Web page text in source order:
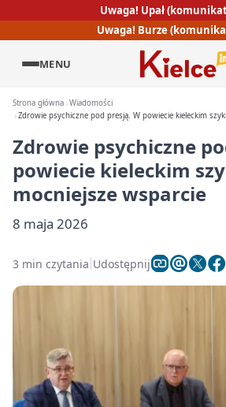
Uwaga! Upał (komunikat
Uwaga! Burze
MENU
Strona główna Wiadomości
Zdrowie psychiczne pod presją. W powiecie kieleckim
Zdrowie psychiczne
powiecie kieleckim
mocniejsze wsparcie
8 maja 2026
3 min czytania Udostępnij